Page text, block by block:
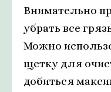
Внимательно
убрать все
Можно
щетку для
добиться